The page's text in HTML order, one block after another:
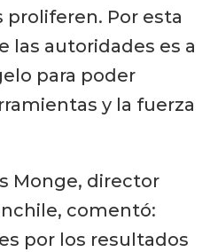
proliferen. Por esta
las autoridades es a
para poder
y la fuerza
Monge, director
comentó:
por los resultados